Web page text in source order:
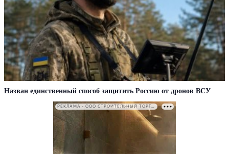
Назван единственный способ защитить Россию от дронов ВСУ
РЕКЛАМА • ООО СТРОИТЕЛЬНЫЙ ТОРГОВЫЙ ДОМ «ПЕТРОВИЧ». ИНН: 7802348846